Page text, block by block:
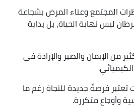
المجتمع وعناء المرض بشجاعة
ليس نهاية الحياة، بل بداية
الإيمان والصبر والإرادة في
فرصةً جديدة للنجاة رغم ما
وأوجاع متكررة.